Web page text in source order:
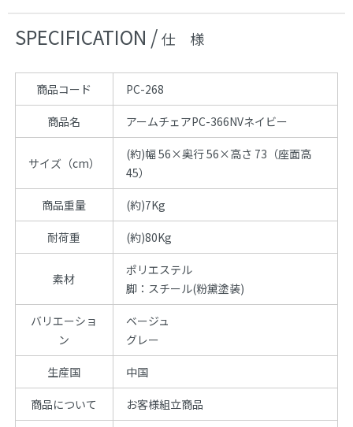
SPECIFICATION /仕 様
商品コード PC-268
商品名 アームチェアPC-366NVネイビー
サイズ（cm）
(約)幅 56×奥行 56×高さ 73（座面高
45）
商品重量 (約)7Kg
耐荷重 (約)80Kg
素材
ポリエステル
脚：スチール(粉黛塗装)
バリエーショ
ン
ベージュ
グレー
生産国 中国
商品について お客様組立商品